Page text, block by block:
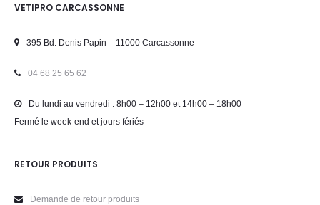
VETIPRO CARCASSONNE
395 Bd. Denis Papin – 11000 Carcassonne
04 68 25 65 62
Du lundi au vendredi : 8h00 – 12h00 et 14h00 – 18h00
Fermé le week-end et jours fériés
RETOUR PRODUITS
Demande de retour produits